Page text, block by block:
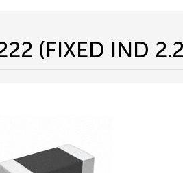
(FIXED IND